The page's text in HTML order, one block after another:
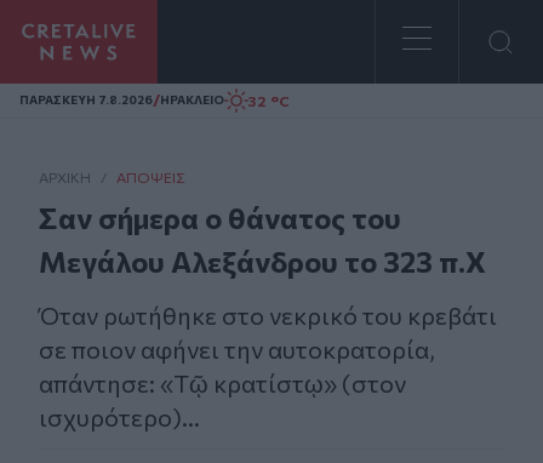
Homepage
ΠΑΡΑΣΚΕΥΗ 7.8.2026/ΗΡΑΚΛΕΙΟ 32 °C
ΑΡΧΙΚΗ / ΑΠΌΨΕΙΣ
Σαν σήμερα ο θάνατος του
Μεγάλου Αλεξάνδρου το 323 π.Χ
Όταν ρωτήθηκε στο νεκρικό του κρεβάτι
σε ποιον αφήνει την αυτοκρατορία,
απάντησε: «Τῷ κρατίστῳ» (στον
ισχυρότερο)...